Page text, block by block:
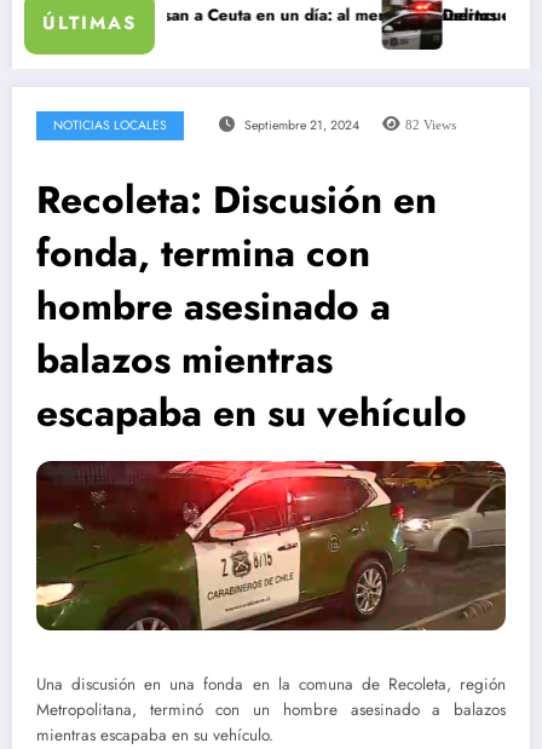
ÚLTIMAS
ingresan a Ceuta en un día: al menos 34 muertos en la crisis.
Delincuentes
NOTICIAS LOCALES Septiembre 21, 2024 82 Views
Recoleta: Discusión en
fonda, termina con
hombre asesinado a
balazos mientras
escapaba en su vehículo
Una discusión en una fonda en la comuna de Recoleta, región
Metropolitana, terminó con un hombre asesinado a balazos
mientras escapaba en su vehículo.